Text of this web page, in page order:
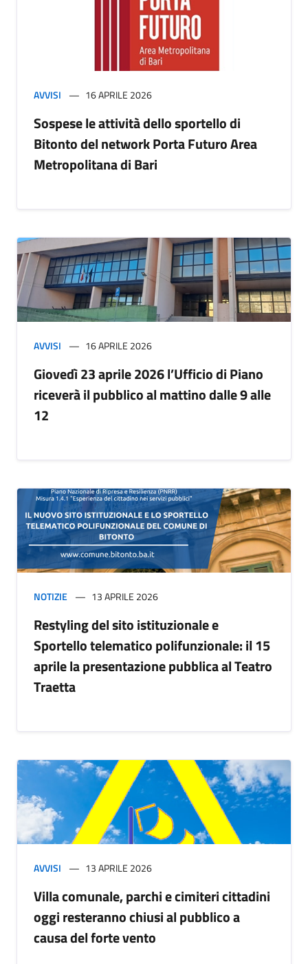
AVVISI 16 APRILE 2026
Sospese le attività dello sportello di
Bitonto del network Porta Futuro Area
Metropolitana di Bari
AVVISI 16 APRILE 2026
Giovedì 23 aprile 2026 l’Ufficio di Piano
riceverà il pubblico al mattino dalle 9 alle
12
NOTIZIE 13 APRILE 2026
Restyling del sito istituzionale e
Sportello telematico polifunzionale: il 15
aprile la presentazione pubblica al Teatro
Traetta
AVVISI 13 APRILE 2026
Villa comunale, parchi e cimiteri cittadini
oggi resteranno chiusi al pubblico a
causa del forte vento